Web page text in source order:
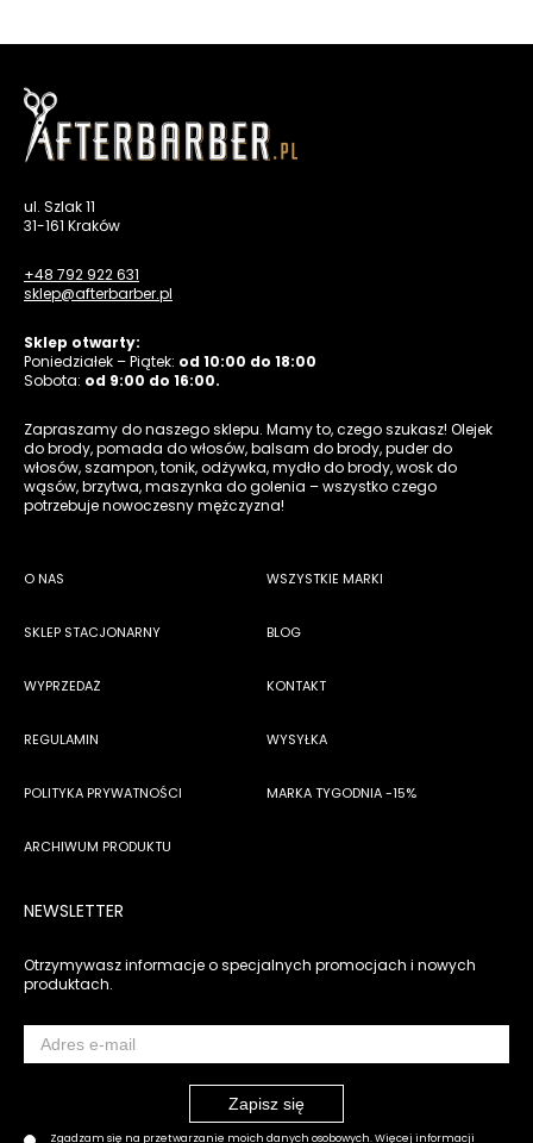
ul. Szlak 11
31-161 Kraków
+48 792 922 631
sklep@afterbarber.pl
Sklep otwarty:
Poniedziałek – Piątek: od 10:00 do 18:00
Sobota: od 9:00 do 16:00.
Zapraszamy do naszego sklepu. Mamy to, czego szukasz! Olejek
do brody, pomada do włosów, balsam do brody, puder do
włosów, szampon, tonik, odżywka, mydło do brody, wosk do
wąsów, brzytwa, maszynka do golenia – wszystko czego
potrzebuje nowoczesny mężczyzna!
O NAS WSZYSTKIE MARKI
SKLEP STACJONARNY BLOG
WYPRZEDAŻ KONTAKT
REGULAMIN WYSYŁKA
POLITYKA PRYWATNOŚCI MARKA TYGODNIA -15%
ARCHIWUM PRODUKTU
NEWSLETTER
Otrzymywasz informacje o specjalnych promocjach i nowych
produktach.
Zgadzam się na przetwarzanie moich danych osobowych. Więcej informacji